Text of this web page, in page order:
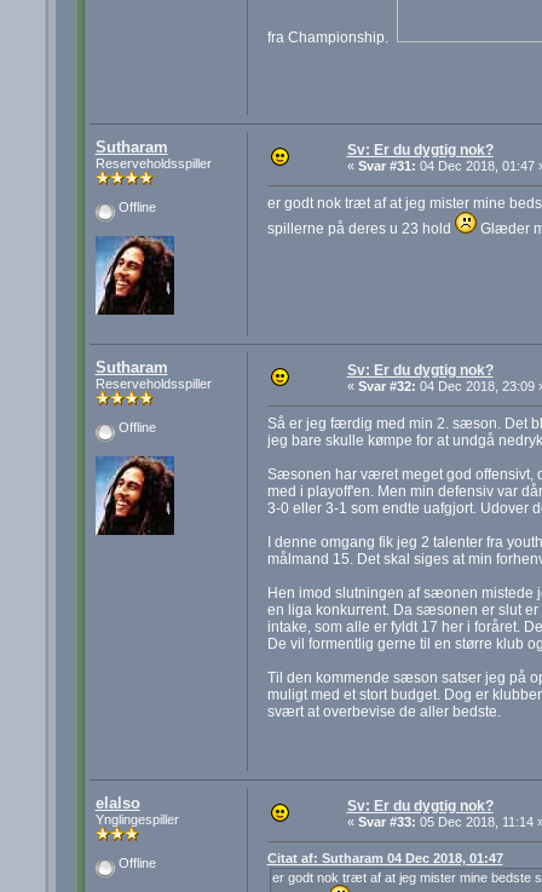
fra Championship.
Sutharam
Reserveholdsspiller
Offline
Sv: Er du dygtig nok?
« Svar #31: 04 Dec 2018, 01:47
er godt nok træt af at jeg mister mine
spillerne på deres u 23 hold
Glæder
Sutharam
Reserveholdsspiller
Offline
Sv: Er du dygtig nok?
« Svar #32: 04 Dec 2018, 23:09
Så er jeg færdig med min 2. sæson. Det
jeg bare skulle kømpe for at undgå
Sæsonen har været meget god offensivt,
med i playoff'en. Men min defensiv var
3-0 eller 3-1 som endte uafgjort. Udover
I denne omgang fik jeg 2 talenter fra
målmand 15. Det skal siges at min
Hen imod slutningen af sæonen mistede
en liga konkurrent. Da sæsonen er slut
intake, som alle er fyldt 17 her i foråret.
De vil formentlig gerne til en større klub
Til den kommende sæson satser jeg på
muligt med et stort budget. Dog er
svært at overbevise de aller bedste.
elalso
Ynglingespiller
Offline
Sv: Er du dygtig nok?
« Svar #33: 05 Dec 2018, 11:14
Citat af: Sutharam 04 Dec 2018, 01:47
er godt nok træt af at jeg mister mine bedste